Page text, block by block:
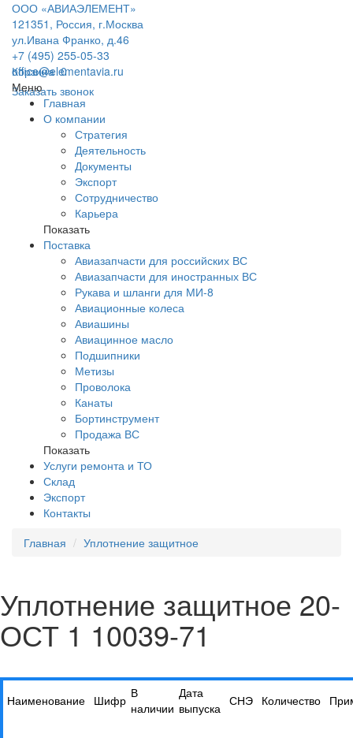
ООО «АВИАЭЛЕМЕНТ»
121351, Россия, г.Москва
ул.Ивана Франко, д.46
+7 (495) 255-05-33
office@elementavia.ru
Заказать звонок
Корзина0
Меню
Главная
О компании
Стратегия
Деятельность
Документы
Экспорт
Сотрудничество
Карьера
Показать
Поставка
Авиазапчасти для российских ВС
Авиазапчасти для иностранных ВС
Рукава и шланги для МИ-8
Авиационные колеса
Авиашины
Авиацинное масло
Подшипники
Метизы
Проволока
Канаты
Бортинструмент
Продажа ВС
Показать
Услуги ремонта и ТО
Склад
Экспорт
Контакты
Главная
Уплотнение защитное
Уплотнение защитное 20-
ОСТ 1 10039-71
Наименование Шифр В
наличии
Дата
выпуска СНЭ Количество